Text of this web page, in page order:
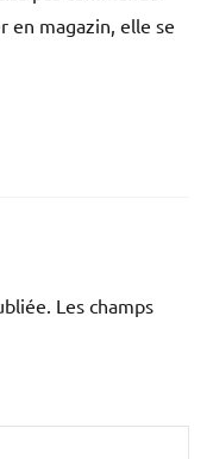
en magazin, elle se
Les champs